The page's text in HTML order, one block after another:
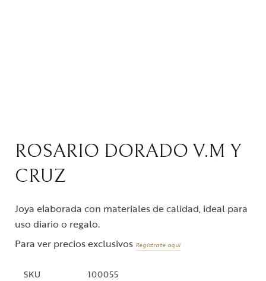
ROSARIO DORADO V.M Y
CRUZ
Joya elaborada con materiales de calidad, ideal para
uso diario o regalo.
Para ver precios exclusivos Regístrate aquí
SKU
100055